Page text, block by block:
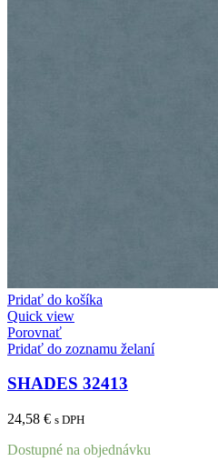
Pridať do košíka
Quick view
Porovnať
Pridať do zoznamu želaní
SHADES 32413
24,58 € s DPH
Dostupné na objednávku